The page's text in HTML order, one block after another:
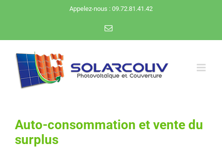
contenu
Appelez-nous : 09.72.81.41.42
Email
Auto-consommation et vente du
surplus